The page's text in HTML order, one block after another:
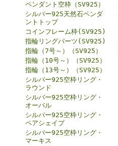
ペンダント空枠（SV925）
シルバー925天然石ペンダ
ントトップ
コインフレーム枠(SV925)
指輪リングパーツ(SV925)
指輪（7号～）（SV925）
指輪（10号～）（SV925）
指輪（13号～）（SV925）
シルバー925空枠リング・
ラウンド
シルバー925空枠リング・
オーバル
シルバー925空枠リング・
ペアシェイプ
シルバー925空枠リング・
マーキス